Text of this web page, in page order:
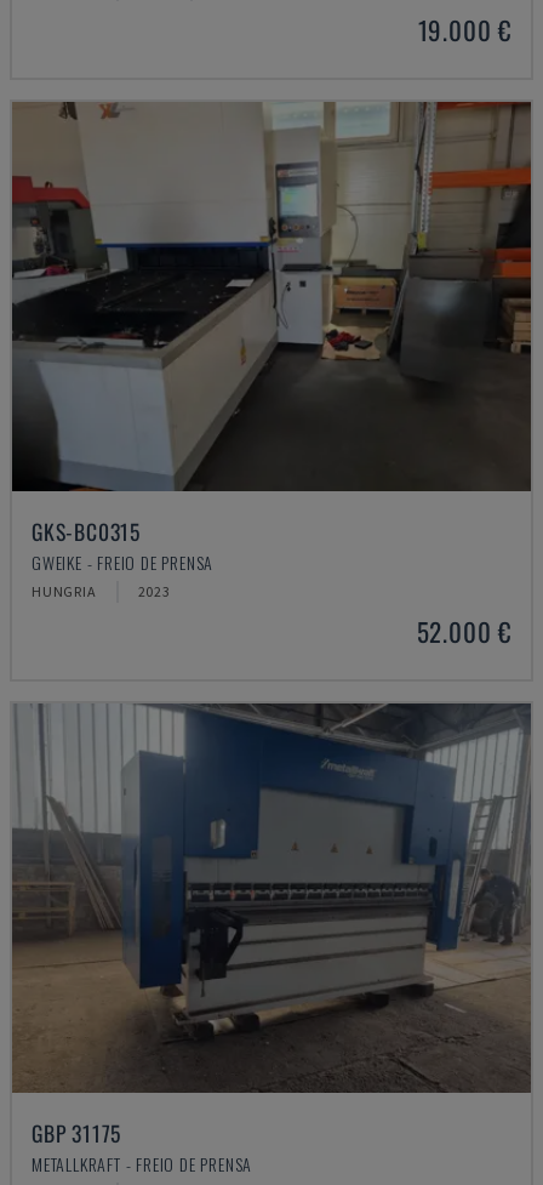
19.000 €
GKS-BC0315
GWEIKE - FREIO DE PRENSA
HUNGRIA 2023
52.000 €
GBP 31175
METALLKRAFT - FREIO DE PRENSA